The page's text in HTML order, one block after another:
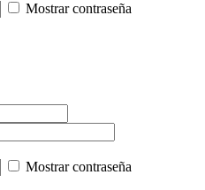
Mostrar contraseña
Mostrar contraseña